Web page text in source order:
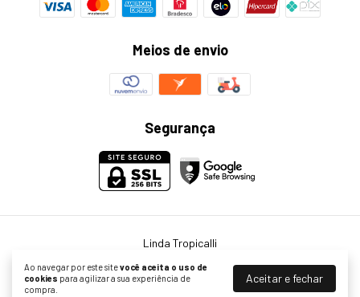
Ao navegar por este sitevocê aceita o uso de
cookies para agilizar a sua experiência de
compra.
Aceitar e fechar
Meios de envio
Segurança
Linda Tropicalli